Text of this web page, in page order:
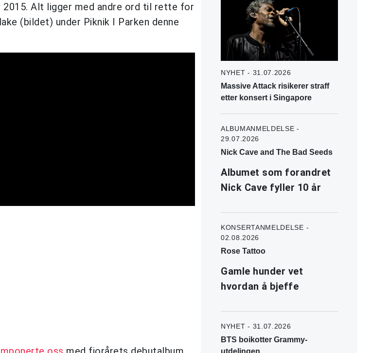
2015. Alt ligger med andre ord til rette for
(bildet) under Piknik I Parken denne
NYHET - 31.07.2026
Massive Attack risikerer straff
etter konsert i Singapore
ALBUMANMELDELSE -
29.07.2026
Nick Cave and The Bad Seeds
Albumet som forandret
Nick Cave fyller 10 år
KONSERTANMELDELSE -
02.08.2026
Rose Tattoo
Gamle hunder vet
hvordan å bjeffe
NYHET - 31.07.2026
BTS boikotter Grammy-
utdelingen